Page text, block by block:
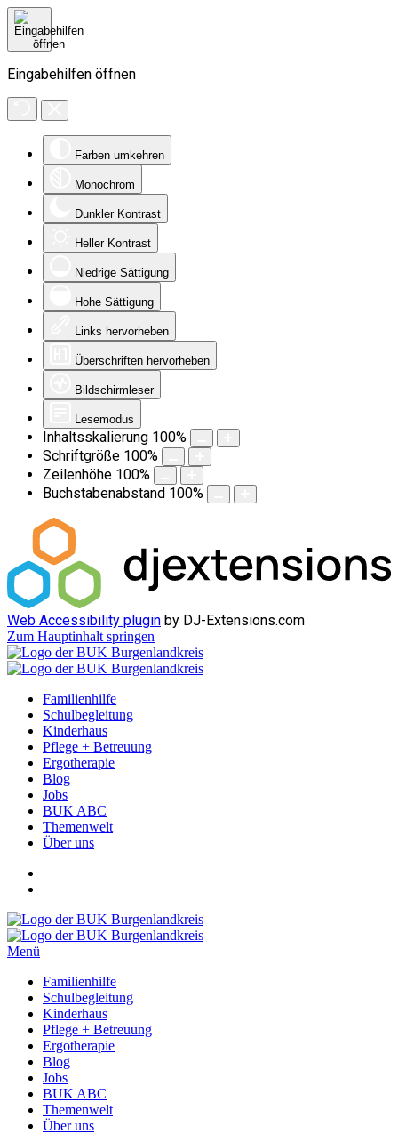
Eingabehilfen öffnen
Farben umkehren
Monochrom
Dunkler Kontrast
Heller Kontrast
Niedrige Sättigung
Hohe Sättigung
Links hervorheben
Überschriften hervorheben
Bildschirmleser
Lesemodus
Inhaltsskalierung 100%
Schriftgröße 100%
Zeilenhöhe 100%
Buchstabenabstand 100%
Web Accessibility plugin by DJ-Extensions.com
Zum Hauptinhalt springen
Familienhilfe
Schulbegleitung
Kinderhaus
Pflege + Betreuung
Ergotherapie
Blog
Jobs
BUK ABC
Themenwelt
Über uns
Menü
Familienhilfe
Schulbegleitung
Kinderhaus
Pflege + Betreuung
Ergotherapie
Blog
Jobs
BUK ABC
Themenwelt
Über uns